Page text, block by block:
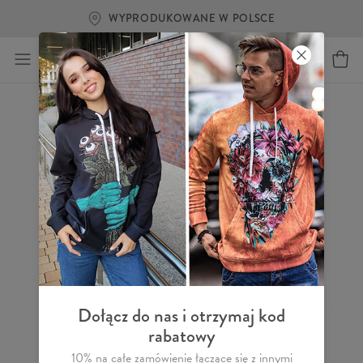
WYPRODUKOWANE W POLSCE
Dołącz do nas i otrzymaj kod
rabatowy
10% na całe zamówienie łączące się z innymi